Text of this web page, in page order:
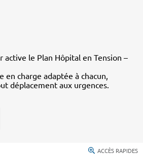
active le Plan Hôpital en Tension –
en charge adaptée à chacun,
déplacement aux urgences.
ACCÈS RAPIDES